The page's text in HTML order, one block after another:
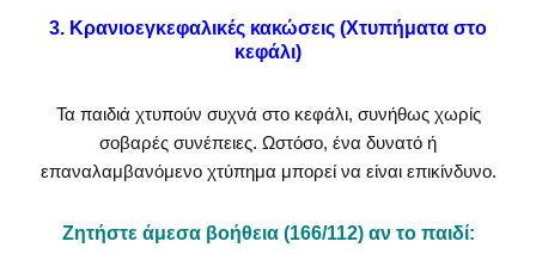
3. Κρανιοεγκεφαλικές κακώσεις (Χτυπήματα στο
κεφάλι)
Τα παιδιά χτυπούν συχνά στο κεφάλι, συνήθως χωρίς
σοβαρές συνέπειες. Ωστόσο, ένα δυνατό ή
επαναλαμβανόμενο χτύπημα μπορεί να είναι επικίνδυνο.
Ζητήστε άμεσα βοήθεια (166/112) αν το παιδί: